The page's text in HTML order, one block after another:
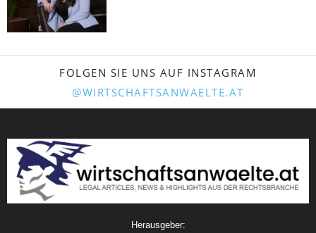
FOLGEN SIE UNS AUF INSTAGRAM
@WIRTSCHAFTSANWAELTE.AT
Herausgeber: